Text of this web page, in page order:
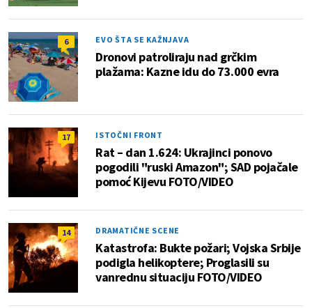
6 EVO ŠTA SE KAŽNJAVA
Dronovi patroliraju nad grčkim
plažama: Kazne idu do 73.000 evra
17 ISTOČNI FRONT
Rat – dan 1.624: Ukrajinci ponovo
pogodili "ruski Amazon"; SAD pojačale
pomoć Kijevu FOTO/VIDEO
14 DRAMATIČNE SCENE
Katastrofa: Bukte požari; Vojska Srbije
podigla helikoptere; Proglasili su
vanrednu situaciju FOTO/VIDEO